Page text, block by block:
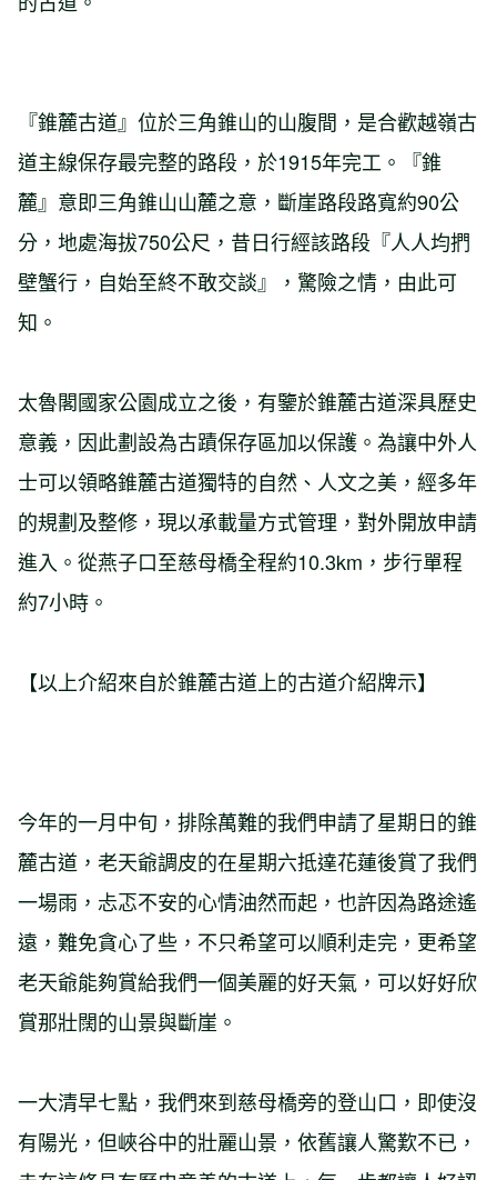
『錐麓古道』位於三角錐山的山腹間，是合歡越嶺古
道主線保存最完整的路段，於1915年完工。『錐
麓』意即三角錐山山麓之意，斷崖路段路寬約90公
分，地處海拔750公尺，昔日行經該路段『人人均捫
壁蟹行，自始至終不敢交談』，驚險之情，由此可
知。
太魯閣國家公園成立之後，有鑒於錐麓古道深具歷史
意義，因此劃設為古蹟保存區加以保護。為讓中外人
士可以領略錐麓古道獨特的自然、人文之美，經多年
的規劃及整修，現以承載量方式管理，對外開放申請
進入。從燕子口至慈母橋全程約10.3km，步行單程
約7小時。
【以上介紹來自於錐麓古道上的古道介紹牌示】
今年的一月中旬，排除萬難的我們申請了星期日的錐
麓古道，老天爺調皮的在星期六抵達花蓮後賞了我們
一場雨，忐忑不安的心情油然而起，也許因為路途遙
遠，難免貪心了些，不只希望可以順利走完，更希望
老天爺能夠賞給我們一個美麗的好天氣，可以好好欣
賞那壯闊的山景與斷崖。
一大清早七點，我們來到慈母橋旁的登山口，即使沒
有陽光，但峽谷中的壯麗山景，依舊讓人驚歎不已，